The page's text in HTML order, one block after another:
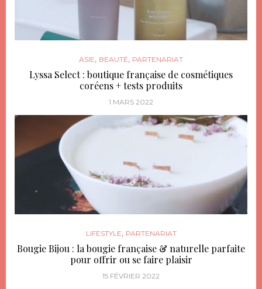
ASIE, BEAUTÉ, PARTENARIAT
Lyssa Select : boutique française de cosmétiques
coréens + tests produits
1 MARS 2022
LIFESTYLE, PARTENARIAT
Bougie Bijou : la bougie française & naturelle parfaite
pour offrir ou se faire plaisir
15 FÉVRIER 2022